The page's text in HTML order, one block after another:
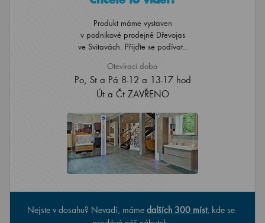
Produkt máme vystaven
v podnikové prodejně Dřevojas
ve Svitavách. Přijďte se podívat..
Otevírací doba
Po, St a Pá 8-12 a 13-17 hod
Út a Čt ZAVŘENO
Nejste v dosahu? Nevadí, máme dalších 300 míst, kde se